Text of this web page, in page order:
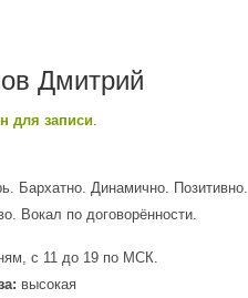
Дмитрий
для записи.
Бархатно. Динамично. Позитивно.
Вокал по договорённости.
с 11 до 19 по МСК.
высокая